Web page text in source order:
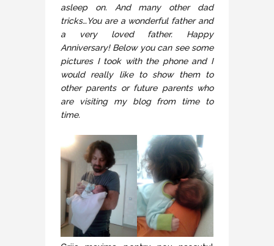
asleep on. And many other dad
tricks…You are a wonderful father and
a very loved father. Happy
Anniversary! Below you can see some
pictures I took with the phone and I
would really like to show them to
other parents or future parents who
are visiting my blog from time to
time.